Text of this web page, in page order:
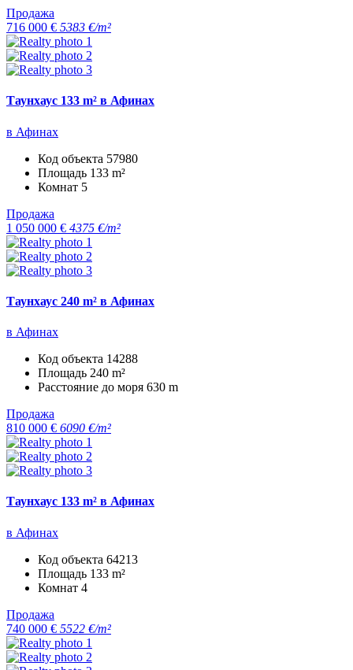
Продажа
716 000 € 5383 €/m²
Таунхаус 133 m² в Афинах
в Афинах
Код объекта 57980
Площадь 133 m²
Комнат 5
Продажа
1 050 000 € 4375 €/m²
Таунхаус 240 m² в Афинах
в Афинах
Код объекта 14288
Площадь 240 m²
Расстояние до моря 630 m
Продажа
810 000 € 6090 €/m²
Таунхаус 133 m² в Афинах
в Афинах
Код объекта 64213
Площадь 133 m²
Комнат 4
Продажа
740 000 € 5522 €/m²